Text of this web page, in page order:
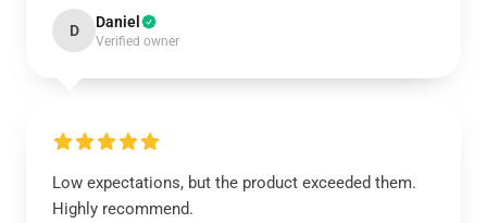
D Daniel
Verified owner
Low expectations, but the product exceeded them.
Highly recommend.